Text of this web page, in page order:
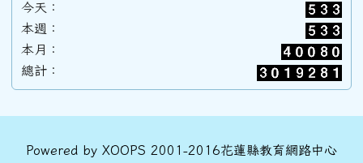
今天：
本週：
本月：
總計：
頁尾區域內容
Powered by XOOPS 2001-2016花蓮縣教育網路中心